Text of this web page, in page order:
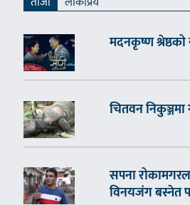
मदनकृष्ण श्रेष्ठको
चितवन
सपना
विनयजंग बस्नेत